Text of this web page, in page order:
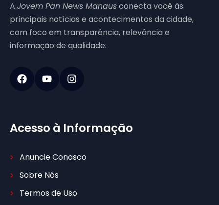
A Jovem Pan News Manausconecta você às
principais notícias e acontecimentos da cidade,
com foco em transparência, relevância e
informação de qualidade.
Acesso à Informação
Anuncie Conosco
Sobre Nós
Termos de Uso